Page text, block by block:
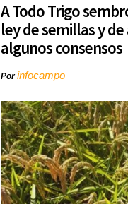
A Todo Trigo
ley de semillas y
algunos consensos
Porinfocampo